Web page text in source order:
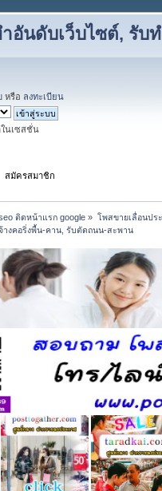
อันดับเว็บไซต์, รับ
หรือ ลงทะเบียน
ในเซสชั่น
สมัครสมาชิก
ติดหน้าแรก google » โพสขายเลื่อนปร
างคอริ่งพื้น-คาน, รับตัดถนน-สะพาน